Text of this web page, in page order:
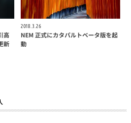
高
新
2018.3.26
NEM 正式にカタパルトベータ版を起
動